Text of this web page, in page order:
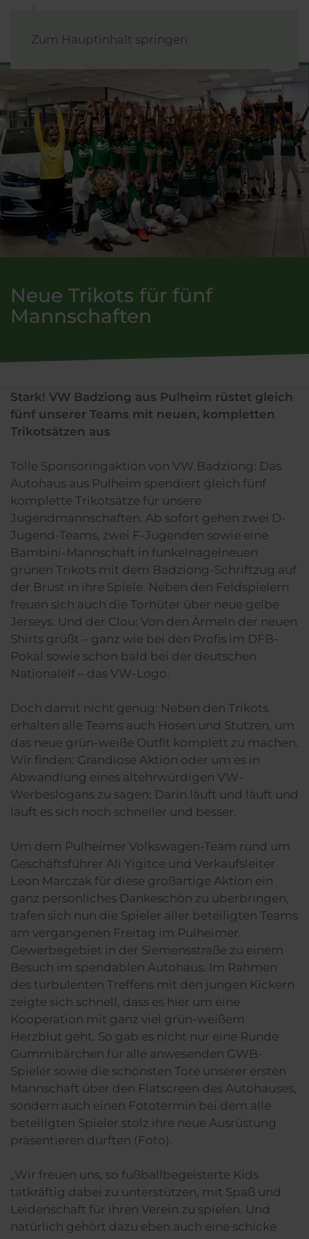
Zum Hauptinhalt springen
Neue Trikots für fünf
Mannschaften
Stark! VW Badziong aus Pulheim rüstet gleich
fünf unserer Teams mit neuen, kompletten
Trikotsätzen aus
Tolle Sponsoringaktion von VW Badziong: Das
Autohaus aus Pulheim spendiert gleich fünf
komplette Trikotsätze für unsere
Jugendmannschaften. Ab sofort gehen zwei D-
Jugend-Teams, zwei F-Jugenden sowie eine
Bambini-Mannschaft in funkelnagelneuen
grünen Trikots mit dem Badziong-Schriftzug auf
der Brust in ihre Spiele. Neben den Feldspielern
freuen sich auch die Torhüter über neue gelbe
Jerseys. Und der Clou: Von den Ärmeln der neuen
Shirts grüßt – ganz wie bei den Profis im DFB-
Pokal sowie schon bald bei der deutschen
Nationalelf – das VW-Logo.
Doch damit nicht genug: Neben den Trikots
erhalten alle Teams auch Hosen und Stutzen, um
das neue grün-weiße Outfit komplett zu machen.
Wir finden: Grandiose Aktion oder um es in
Abwandlung eines altehrwürdigen VW-
Werbeslogans zu sagen: Darin läuft und läuft und
läuft es sich noch schneller und besser.
Um dem Pulheimer Volkswagen-Team rund um
Geschäftsführer Ali Yigitce und Verkaufsleiter
Leon Marczak für diese großartige Aktion ein
ganz persönliches Dankeschön zu überbringen,
trafen sich nun die Spieler aller beteiligten Teams
am vergangenen Freitag im Pulheimer
Gewerbegebiet in der Siemensstraße zu einem
Besuch im spendablen Autohaus. Im Rahmen
des turbulenten Treffens mit den jungen Kickern
zeigte sich schnell, dass es hier um eine
Kooperation mit ganz viel grün-weißem
Herzblut geht. So gab es nicht nur eine Runde
Gummibärchen für alle anwesenden GWB-
Spieler sowie die schönsten Tore unserer ersten
Mannschaft über den Flatscreen des Autohauses,
sondern auch einen Fototermin bei dem alle
beteiligten Spieler stolz ihre neue Ausrüstung
präsentieren durften (Foto).
„Wir freuen uns, so fußballbegeisterte Kids
tatkräftig dabei zu unterstützen, mit Spaß und
Leidenschaft für ihren Verein zu spielen. Und
natürlich gehört dazu eben auch eine schicke